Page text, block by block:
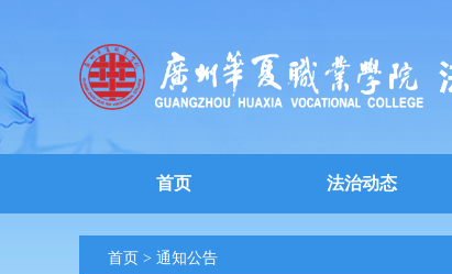
首页 法治动态
首页 > 通知公告